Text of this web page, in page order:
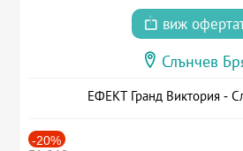
виж
Слънчев
ЕФЕКТ Гранд Виктория -
-20%